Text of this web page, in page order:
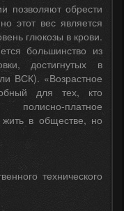
позволяют обрести
этот вес является
глюкозы в крови.
большинство из
достигнутых в
ВСК). «Возрастное
для тех, кто
платное
жить в обществе, но
технического